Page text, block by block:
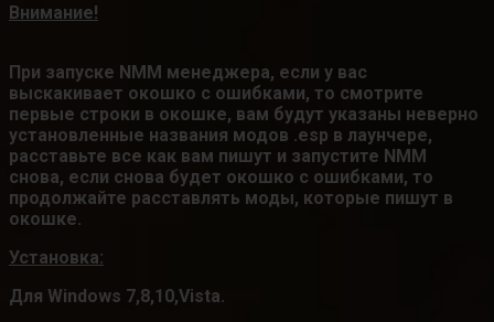
Внимание!
При запуске NMM менеджера, если у вас
выскакивает окошко с ошибками, то смотрите
первые строки в окошке, вам будут указаны неверно
установленные названия модов .esp в лаунчере,
расставьте все как вам пишут и запустите NMM
снова, если снова будет окошко с ошибками, то
продолжайте расставлять моды, которые пишут в
окошке.
Установка:
Для Windows 7,8,10,Vista.